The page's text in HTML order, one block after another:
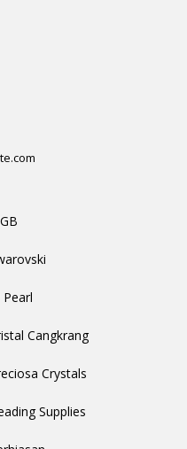
Pearl
Cangkrang
Crystals
Supplies